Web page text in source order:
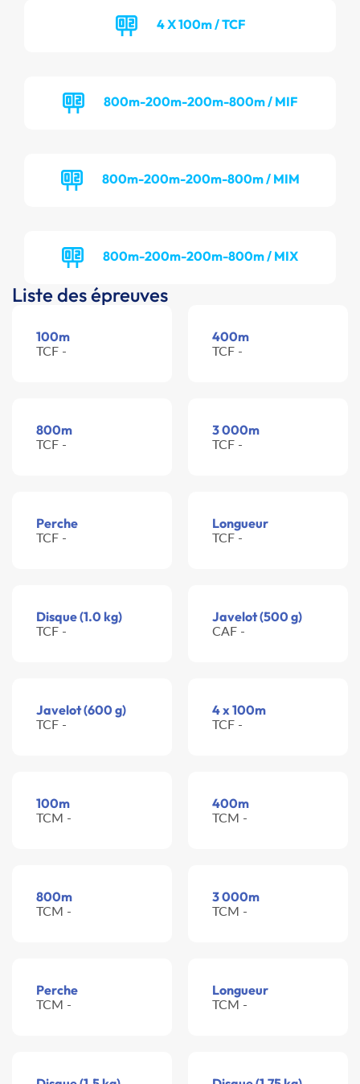
4 X 100m / TCF
800m-200m-200m-800m / MIF
800m-200m-200m-800m / MIM
800m-200m-200m-800m / MIX
Liste des épreuves
100m
TCF -
400m
TCF -
800m
TCF -
3 000m
TCF -
Perche
TCF -
Longueur
TCF -
Disque (1.0 kg)
TCF -
Javelot (500 g)
CAF -
Javelot (600 g)
TCF -
4 x 100m
TCF -
100m
TCM -
400m
TCM -
800m
TCM -
3 000m
TCM -
Perche
TCM -
Longueur
TCM -